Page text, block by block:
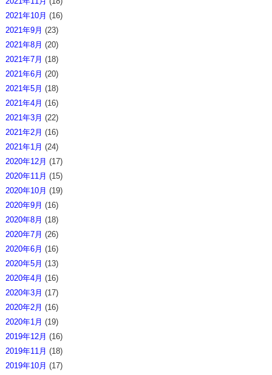
2021年10月 (16)
2021年9月 (23)
2021年8月 (20)
2021年7月 (18)
2021年6月 (20)
2021年5月 (18)
2021年4月 (16)
2021年3月 (22)
2021年2月 (16)
2021年1月 (24)
2020年12月 (17)
2020年11月 (15)
2020年10月 (19)
2020年9月 (16)
2020年8月 (18)
2020年7月 (26)
2020年6月 (16)
2020年5月 (13)
2020年4月 (16)
2020年3月 (17)
2020年2月 (16)
2020年1月 (19)
2019年12月 (16)
2019年11月 (18)
2019年10月 (17)